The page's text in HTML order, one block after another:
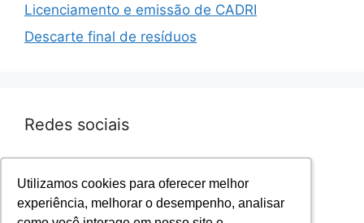
Utilizamos cookies para oferecer melhor
experiência, melhorar o desempenho, analisar
Utilizamos cookies para oferecer melhor
experiência, melhorar o desempenho, analisar
Licenciamento e emissão de CADRI
Descarte final de resíduos
Redes sociais
Instagram.com/sevenresiduos
YouTube.com/sevenresiduos